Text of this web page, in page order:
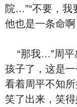
院…”“不要，我
他也是一条命啊
“那我…”周平
孩子了，这是
看着周平不知
笑了出来，笑